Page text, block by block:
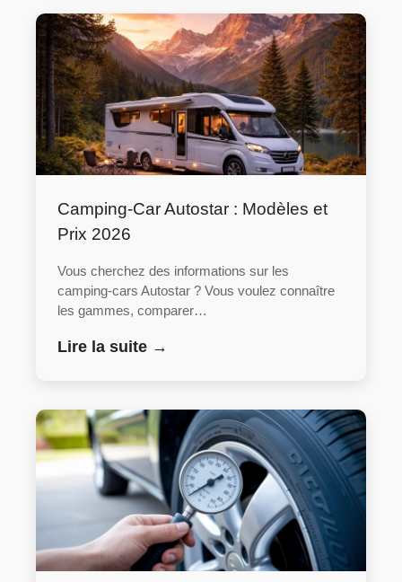
Camping-Car Autostar : Modèles et
Prix 2026
Vous cherchez des informations sur les
camping-cars Autostar ? Vous voulez connaître
les gammes, comparer…
Lire la suite →